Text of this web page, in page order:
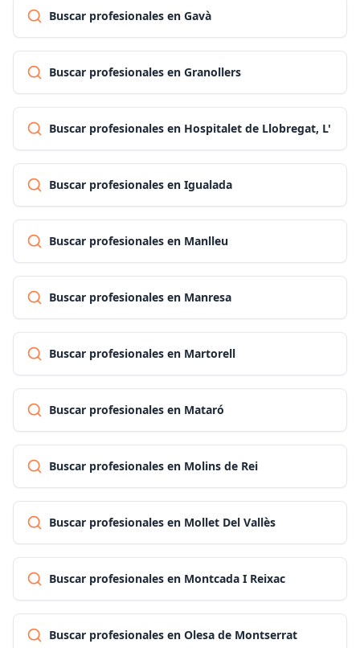
Buscar profesionales en Gavà
Buscar profesionales en Granollers
Buscar profesionales en Hospitalet de Llobregat, L'
Buscar profesionales en Igualada
Buscar profesionales en Manlleu
Buscar profesionales en Manresa
Buscar profesionales en Martorell
Buscar profesionales en Mataró
Buscar profesionales en Molins de Rei
Buscar profesionales en Mollet Del Vallès
Buscar profesionales en Montcada I Reixac
Buscar profesionales en Olesa de Montserrat